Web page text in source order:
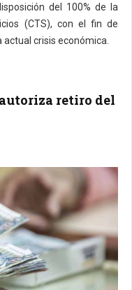
del 100% de la
(CTS), con el fin de
crisis económica.
retiro del